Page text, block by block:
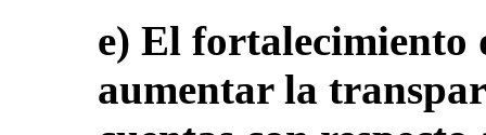
e) El fortalecimiento
aumentar la